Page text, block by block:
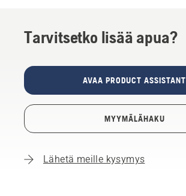
Tarvitsetko lisää apua?
AVAA PRODUCT ASSISTANT
MYYMÄLÄHAKU
Lähetä meille kysymys